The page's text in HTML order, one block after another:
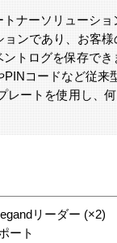
ナーソリューシ
ンであり、お客
トログを保存で
コードなど従来
レートを使用し、
リーダー (×2)
ート